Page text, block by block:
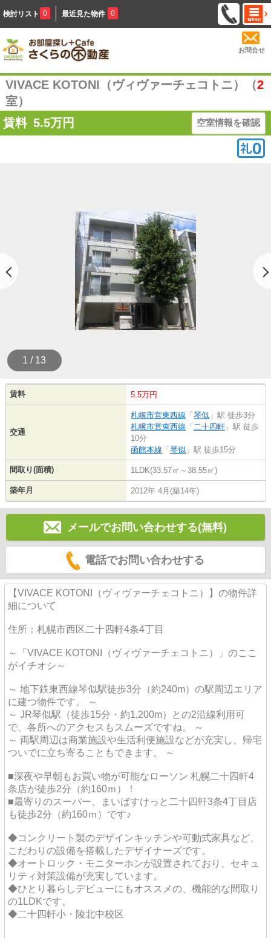
検討リスト 0 最近見た物件 0
お問合せ
VIVACE KOTONI（ヴィヴァーチェコトニ）（2
室）
賃料 5.5万円 空室情報を確認
1 / 13
賃料 5.5万円
交通
札幌市営東西線 「琴似 」駅 徒歩3分
札幌市営東西線 「 二十四軒 」駅 徒歩
10分
函館本線 「琴似 」駅 徒歩15分
間取り(面積) 1LDK(33.57㎡～38.55㎡)
築年月 2012年 4月(築14年)
メールでお問い合わせする(無料)
電話でお問い合わせする
【VIVACE KOTONI（ヴィヴァーチェコトニ）】の物件詳
細について
住所：札幌市西区二十四軒4条4丁目
～「VIVACE KOTONI（ヴィヴァーチェコトニ）」のここ
がイチオシ～
～ 地下鉄東西線琴似駅徒歩3分（約240m）の駅周辺エリア
に建つ物件です。 ～
～ JR琴似駅（徒歩15分・約1,200m）との2沿線利用可
で、各所へのアクセスもスムーズですね。 ～
～ 両駅周辺は商業施設や生活利便施設などが充実し、帰宅
ついでに立ち寄ることもできます。 ～
■深夜や早朝もお買い物が可能なローソン 札幌二十四軒4
条店が徒歩2分（約160ｍ）！
■最寄りのスーパー、まいばすけっと二十四軒3条4丁目店
も徒歩2分（約160ｍ）です♪
◆コンクリート製のデザインキッチンや可動式家具など、
こだわりの設備を搭載したデザイナーズです。
◆オートロック・モニターホンが設置されており、セキュ
リティ対策設備が充実しています。
◆ひとり暮らしデビューにもオススメの、機能的な間取り
の1LDKです。
◆二十四軒小・陵北中校区